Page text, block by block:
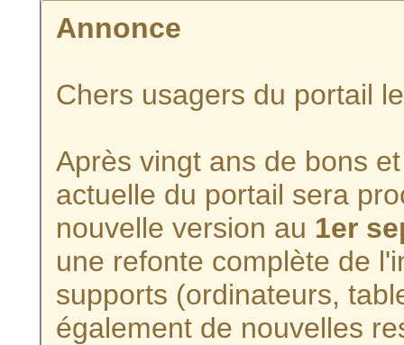
Annonce
Chers usagers du portail
Après vingt ans de bons
actuelle du portail sera
nouvelle version au 1er
une refonte complète de
supports (ordinateurs,
également de nouvelles